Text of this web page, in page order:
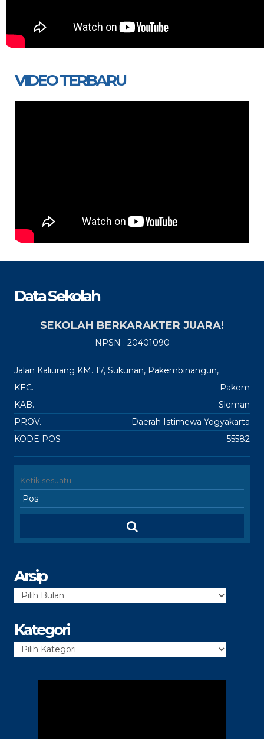
VIDEO TERBARU
Data Sekolah
SEKOLAH BERKARAKTER JUARA!
NPSN : 20401090
Jalan Kaliurang KM. 17, Sukunan, Pakembinangun,
KEC.
Pakem
KAB.
Sleman
PROV.
Daerah Istimewa Yogyakarta
KODE POS
55582
Arsip
Arsip
Kategori
Kategori